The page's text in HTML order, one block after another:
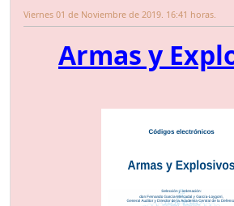
Viernes 01 de Noviembre de 2019. 16:41 horas.
Armas y